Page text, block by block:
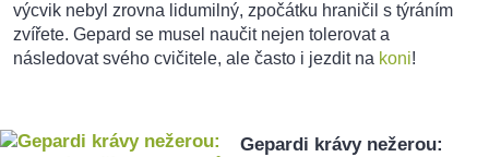
výcvik nebyl zrovna lidumilný, zpočátku hraničil s týráním
zvířete. Gepard se musel naučit nejen tolerovat a
následovat svého cvičitele, ale často i jezdit na koni!
Gepardi krávy nežerou: